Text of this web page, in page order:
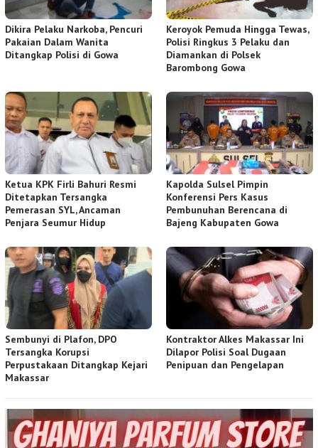
Dikira Pelaku Narkoba, Pencuri
Pakaian Dalam Wanita
Ditangkap Polisi di Gowa
Keroyok Pemuda Hingga Tewas,
Polisi Ringkus 3 Pelaku dan
Diamankan di Polsek
Barombong Gowa
Ketua KPK Firli Bahuri Resmi
Ditetapkan Tersangka
Pemerasan SYL, Ancaman
Penjara Seumur Hidup
Kapolda Sulsel Pimpin
Konferensi Pers Kasus
Pembunuhan Berencana di
Bajeng Kabupaten Gowa
Sembunyi di Plafon, DPO
Tersangka Korupsi
Perpustakaan Ditangkap Kejari
Makassar
Kontraktor Alkes Makassar Ini
Dilapor Polisi Soal Dugaan
Penipuan dan Pengelapan